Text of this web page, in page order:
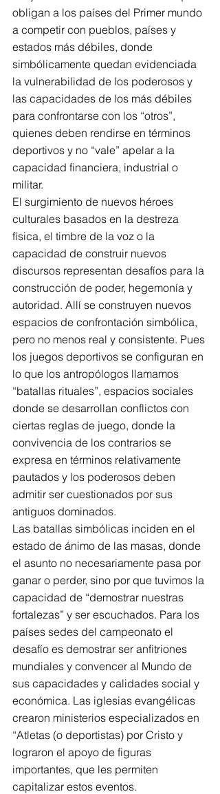
obligan a los países del Primer mundo
a competir con pueblos, países y
estados más débiles, donde
simbólicamente quedan evidenciada
la vulnerabilidad de los poderosos y
las capacidades de los más débiles
para confrontarse con los “otros”,
quienes deben rendirse en términos
deportivos y no “vale” apelar a la
capacidad financiera, industrial o
militar.
El surgimiento de nuevos héroes
culturales basados en la destreza
física, el timbre de la voz o la
capacidad de construir nuevos
discursos representan desafíos para la
construcción de poder, hegemonía y
autoridad. Allí se construyen nuevos
espacios de confrontación simbólica,
pero no menos real y consistente. Pues
los juegos deportivos se configuran en
lo que los antropólogos llamamos
“batallas rituales”, espacios sociales
donde se desarrollan conflictos con
ciertas reglas de juego, donde la
convivencia de los contrarios se
expresa en términos relativamente
pautados y los poderosos deben
admitir ser cuestionados por sus
antiguos dominados.
Las batallas simbólicas inciden en el
estado de ánimo de las masas, donde
el asunto no necesariamente pasa por
ganar o perder, sino por que tuvimos la
capacidad de “demostrar nuestras
fortalezas” y ser escuchados. Para los
países sedes del campeonato el
desafío es demostrar ser anfitriones
mundiales y convencer al Mundo de
sus capacidades y calidades social y
económica. Las iglesias evangélicas
crearon ministerios especializados en
“Atletas (o deportistas) por Cristo y
lograron el apoyo de figuras
importantes, que les permiten
capitalizar estos eventos.